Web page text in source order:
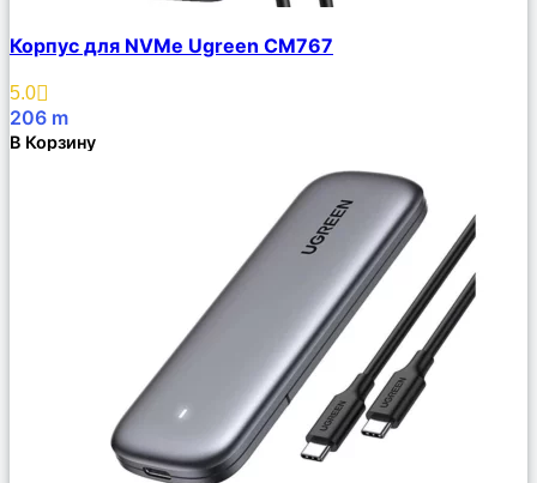
Описание
Избранное
Корпус для NVMe Ugreen CM767
5.0
206 m
В Корзину